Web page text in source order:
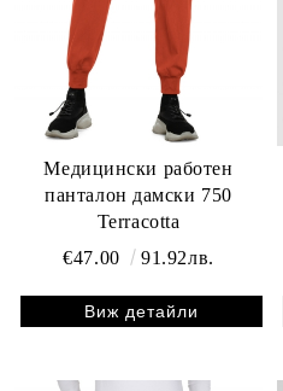
Медицински работен
панталон дамски 750
Terracotta
€47.00
91.92лв.
Виж детайли